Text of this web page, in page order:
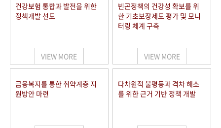
건강보험 통합과 발전을 위한
정책개발 선도
VIEW MORE
빈곤정책의 건강성 확보를 위
한 기초보장제도 평가 및 모니
터링 체계 구축
VIEW MORE
금융복지를 통한 취약계층 지
원방안 마련
다차원적 불평등과 격차 해소
를 위한 근거 기반 정책 개발